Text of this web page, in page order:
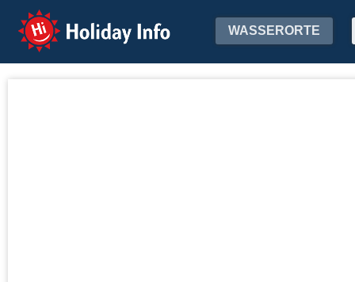
Holiday Info WASSERORTE